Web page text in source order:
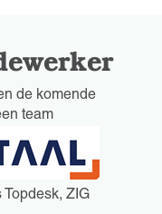
de komende
team
ZIG